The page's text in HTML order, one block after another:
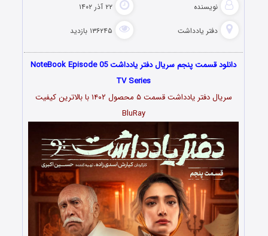
نویسنده ۲۲ آذر ۱۴۰۲
دفتر یادداشت ۱۳۶۲۴۵ بازدید
دانلود قسمت پنجم سریال دفتر یادداشت NoteBook Episode 05
TV Series
سریال دفتر یادداشت قسمت ۵ محصول ۱۴۰۲ با بالاترین کیفیت
BluRay